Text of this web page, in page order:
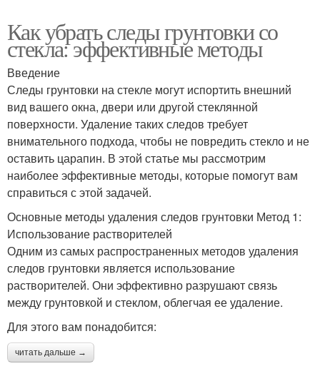
Как убрать следы грунтовки со
стекла: эффективные методы
Введение
Следы грунтовки на стекле могут испортить внешний
вид вашего окна, двери или другой стеклянной
поверхности. Удаление таких следов требует
внимательного подхода, чтобы не повредить стекло и не
оставить царапин. В этой статье мы рассмотрим
наиболее эффективные методы, которые помогут вам
справиться с этой задачей.
Основные методы удаления следов грунтовки Метод 1:
Использование растворителей
Одним из самых распространенных методов удаления
следов грунтовки является использование
растворителей. Они эффективно разрушают связь
между грунтовкой и стеклом, облегчая ее удаление.
Для этого вам понадобится:
читать дальше →